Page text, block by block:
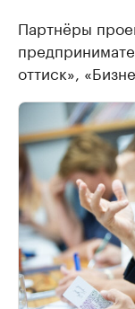
Партнёры
оттиск»,